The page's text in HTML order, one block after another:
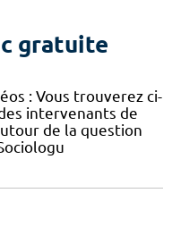
gratuite
: Vous trouverez ci-
intervenants de
de la question